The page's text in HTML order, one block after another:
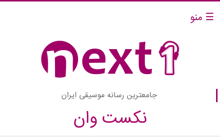
☰ منو
جامعترین رسانه موسیقی ایران
نکست وان